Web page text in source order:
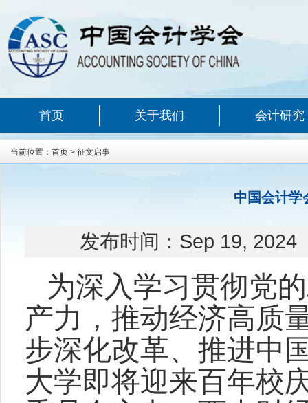
首页 关于我们 会计研究
当前位置： 首页 > 征文启事
中国会计学
发布时间： Sep 19, 2024
为深入学习贯彻党
产力，推动经济高质
步深化改革、推进中
大学即将迎来百年校